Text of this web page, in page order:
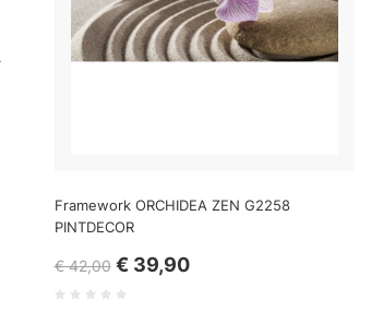
Framework ORCHIDEA ZEN G2258
PINTDECOR
€ 42,00 € 39,90